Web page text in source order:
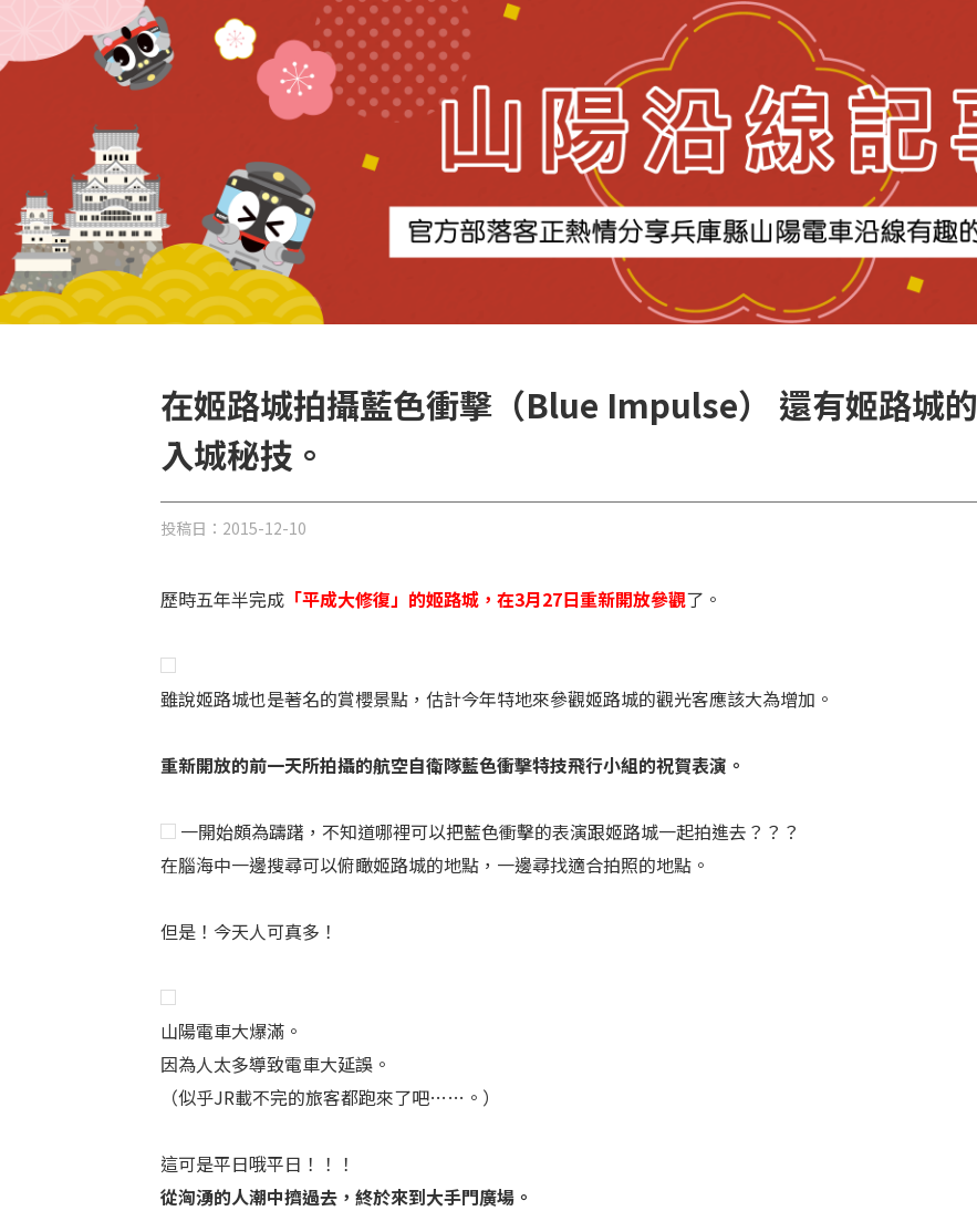
在姬路城拍攝藍色衝擊（Blue Impulse） 還有姬路城的
入城秘技。
投稿日： 2015-12-10
歷時五年半完成 「平成大修復」的姬路城，在3月27日重新開放參觀了。
雖說姬路城也是著名的賞櫻景點，估計今年特地來參觀姬路城的觀光客應該大為增加。
重新開放的前一天所拍攝的航空自衛隊藍色衝擊特技飛行小組的祝賀表演。
一開始頗為躊躇，不知道哪裡可以把藍色衝擊的表演跟姬路城一起拍進去？？？
在腦海中一邊搜尋可以俯瞰姬路城的地點，一邊尋找適合拍照的地點。
但是！今天人可真多！
山陽電車大爆滿。
因為人太多導致電車大延誤。
（似乎JR載不完的旅客都跑來了吧……。）
這可是平日哦平日！！！
從洶湧的人潮中擠過去，終於來到大手門廣場。